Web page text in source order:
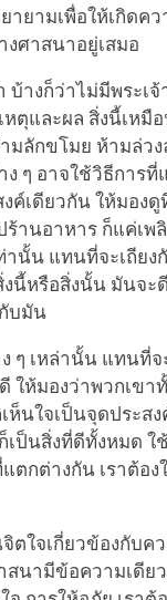
ายามเพื่อให้เกิดค
ศาสนาอยู่เสมอ
บ้างก็ว่าไม่มีพระเ
ตุและผล สิ่งนี้เหมื
ลักขโมย ห้ามล่วง
ง ๆ อาจใช้วิธีการ
ค์เดียวกัน ให้มอง
ร้านอาหาร ก็แค่เพ
านั้น แทนที่จะเถีย
นี้หรือสิ่งนั้น มันจะ
บมัน
ๆ เหล่านั้น แทนที่จ
ให้มองว่าพวกเขา
ห็นใจเป็นจุดประส
ป็นสิ่งที่ดีทั้งหมด ใ
ตกต่างกัน เราต้อง
ตใจเกี่ยวข้องกับค
นามีข้อความเดีย